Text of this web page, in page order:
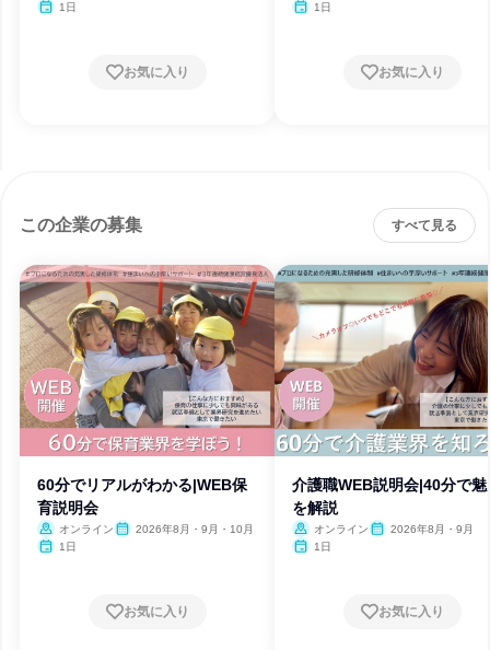
1日
お気に入り
1日
お気に入り
この企業の募集 すべて見る
60分でリアルがわかる|WEB保
育説明会
オンライン
2026年8月・9月・10月
1日
お気に入り
介護職WEB説明会|40分で魅
を解説
オンライン
2026年8月・9月
1日
お気に入り